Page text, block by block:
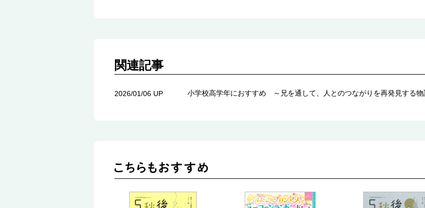
関連記事
2026/01/06 UP 小学校高学年におすすめ ～兄を通して、人とのつながりを再発見する物